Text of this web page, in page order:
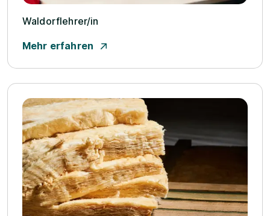
Waldorflehrer/­in
Mehr erfahren